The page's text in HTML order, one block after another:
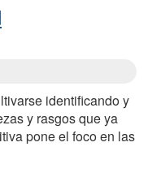
identificando y
y rasgos que ya
pone el foco en las